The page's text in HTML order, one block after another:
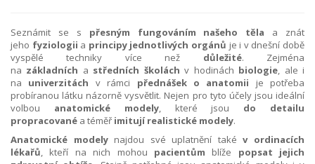
Seznámit se s přesným fungováním našeho těla a znát
jeho fyziologii a principy jednotlivých orgánů je i v dnešní době
vyspělé techniky více než důležité. Zejména
na základních a středních školách v hodinách biologie, ale i
na univerzitách v rámci přednášek o anatomii je potřeba
probíranou látku názorně vysvětlit. Nejen pro tyto účely jsou ideální
volbou anatomické modely, které jsou do detailu
propracované a téměř imitují realistické modely.
Anatomické modelynajdou své uplatnění také v ordinacích
lékařů, kteří na nich mohou pacientům blíže popsat jejich